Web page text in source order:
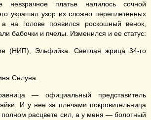
невзрачное платье налилось сочной
украшал узор из сложно переплетенных
на голове появился роскошный венок,
бабочки и пчелы. Изменился и ее статус:
(НИП), Эльфийка. Светлая жрица 34-го
Селуна.
— официальный представитель
И у нее за плечами покровительница
полном расцвете сил, а у меня — болотный